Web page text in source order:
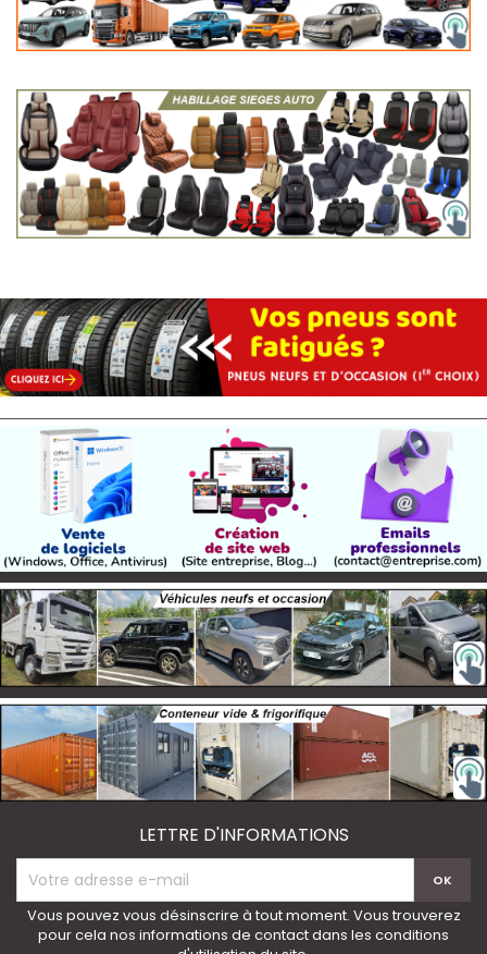
LETTRE D'INFORMATIONS
Vous pouvez vous désinscrire à tout moment. Vous trouverez
pour cela nos informations de contact dans les conditions